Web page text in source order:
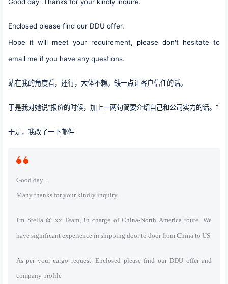
Enclosed please find our DDU offer.
Hope it will meet your requirement, please don't hesitate to
email me if you have any questions.
站在我的角度看，还行，大体不赖。缺一点让客户信任的话。
于是我对她说“报价的时候，加上一两句简要介绍自己和公司实力的话。”
于是，我改了一下邮件
Good day .
Many thanks for your kindly inquiry.
I'm Stella @ xx Team, in charge of China-North America route. We
have significant experience in shipping door to door from China to US.
As per your cargo request. Enclosed please find our DDU offer and
company profile